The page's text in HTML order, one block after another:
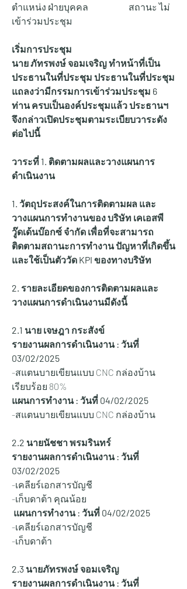
ตำแหน่ง ฝ่ายบุคคล 		สถานะ ไม่
เข้าร่วมประชุม
เริ่มการประชุม
นาย ภัทรพงษ์ จอมเจริญ ทำหน้าที่เป็น
ประธานในที่ประชุม ประธานในที่ประชุม
แถลงว่ามีกรรมการเข้าร่วมประชุม 6
ท่าน ครบเป็นองค์ประชุมแล้ว ประธานฯ
จึงกล่าวเปิดประชุมตามระเบียบวาระดัง
ต่อไปนี้
วาระที่ 1. ติดตามผลและวางแผนการ
ดำเนินงาน
1. วัตถุประสงค์ในการติดตามผล และ
วางแผนการทำงานของ บริษัท เคเอสพี
วู๊ดเด้นบ๊อกซ์ จำกัด เพื่อที่จะสามารถ
ติดตามสถานะการทำงาน ปัญหาที่เกิดขึ้น
และใช้เป็นตัววัด KPI ของทางบริษัท
2. รายละเอียดของการติดตามผลและ
วางแผนการดำเนินงานมีดังนี้
2.1 นาย เจษฎา กระสังข์
รายงานผลการดำเนินงาน : วันที่
03/02/2025
-สแตนบายเขียนแบบ CNC กล่องบ้าน
เรียบร้อย 80%
แผนการทำงาน : วันที่ 04/02/2025
-สแตนบายเขียนแบบ CNC กล่องบ้าน
2.2 นายนัชชา พรมรินทร์
รายงานผลการดำเนินงาน : วันที่
03/02/2025
-เคลียร์เอกสารบัญชี
-เก็บดาต้า คุณน้อย
แผนการทำงาน : วันที่ 04/02/2025
-เคลียร์เอกสารบัญชี
-เก็บดาต้า
2.3 นายภัทรพงษ์ จอมเจริญ
รายงานผลการดำเนินงาน : วันที่